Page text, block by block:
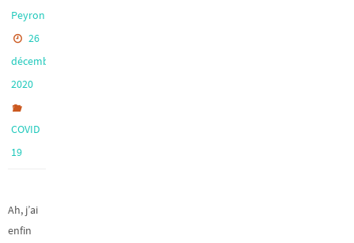
Peyron
26
décembre
2020
COVID
19
Ah, j’ai
enfin